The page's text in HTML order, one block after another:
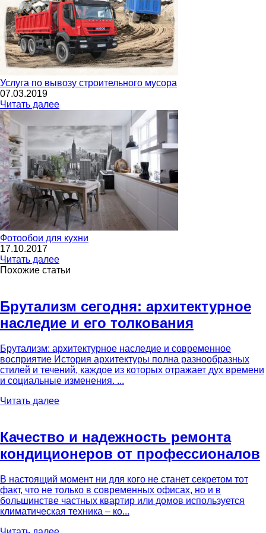
Услуга по вывозу строительного мусора
07.03.2019
Читать далее
Фотообои для кухни
17.10.2017
Читать далее
Похожие статьи
Брутализм сегодня: архитектурное
наследие и его толкования
Брутализм: архитектурное наследие и современное
восприятие История архитектуры полна разнообразных
стилей и течений, каждое из которых отражает дух времени
и социальные изменения. ...
Читать далее
Качество и надежность ремонта
кондиционеров от профессионалов
В настоящий момент ни для кого не станет секретом тот
факт, что не только в современных офисах, но и в
большинстве частных квартир или домов используется
климатическая техника – ко...